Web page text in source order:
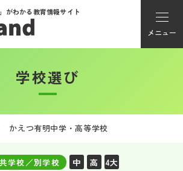
がわかる教育情報サイト
メニュー
アカウント登録
学校選び
かえつ有明中学・高等学校
共学校／別学校 中 高 4大